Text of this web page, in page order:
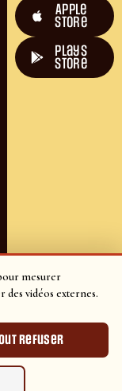
mesurer
des vidéos externes.
refuser
Apple
Store
plays
store